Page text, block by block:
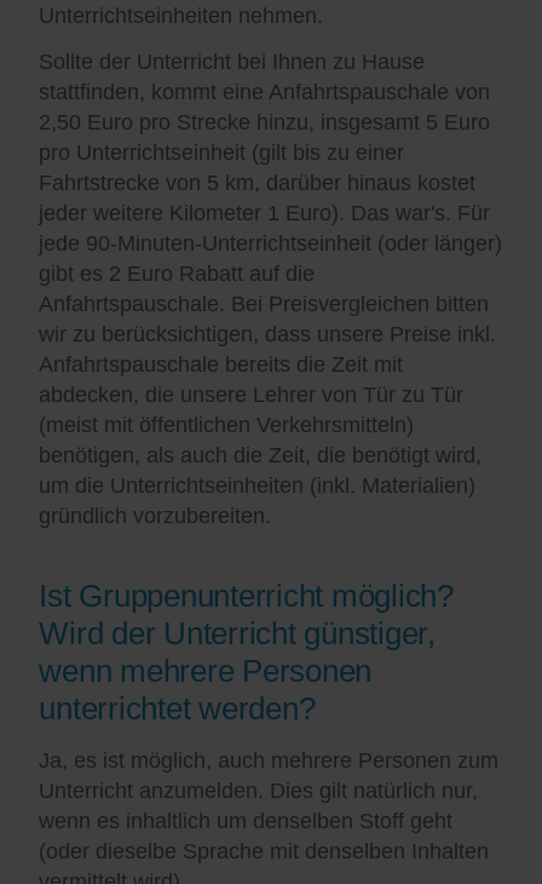
Unterrichtseinheiten nehmen.
Sollte der Unterricht bei Ihnen zu Hause
stattfinden, kommt eine Anfahrtspauschale von
2,50 Euro pro Strecke hinzu, insgesamt 5 Euro
pro Unterrichtseinheit (gilt bis zu einer
Fahrtstrecke von 5 km, darüber hinaus kostet
jeder weitere Kilometer 1 Euro). Das war's. Für
jede 90-Minuten-Unterrichtseinheit (oder länger)
gibt es 2 Euro Rabatt auf die
Anfahrtspauschale. Bei Preisvergleichen bitten
wir zu berücksichtigen, dass unsere Preise inkl.
Anfahrtspauschale bereits die Zeit mit
abdecken, die unsere Lehrer von Tür zu Tür
(meist mit öffentlichen Verkehrsmitteln)
benötigen, als auch die Zeit, die benötigt wird,
um die Unterrichtseinheiten (inkl. Materialien)
gründlich vorzubereiten.
Ist Gruppenunterricht möglich?
Wird der Unterricht günstiger,
wenn mehrere Personen
unterrichtet werden?
Ja, es ist möglich, auch mehrere Personen zum
Unterricht anzumelden. Dies gilt natürlich nur,
wenn es inhaltlich um denselben Stoff geht
(oder dieselbe Sprache mit denselben Inhalten